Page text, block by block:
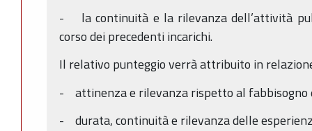
- la continuità e la rilevanza dell’attività
corso dei precedenti incarichi.
Il relativo punteggio verrà attribuito in
- attinenza e rilevanza rispetto al fabbisogno
- durata, continuità e rilevanza delle